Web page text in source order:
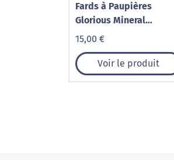
Fards à Paupières
Glorious Mineral
Eyeshadows
15,00 €
Voir le produit